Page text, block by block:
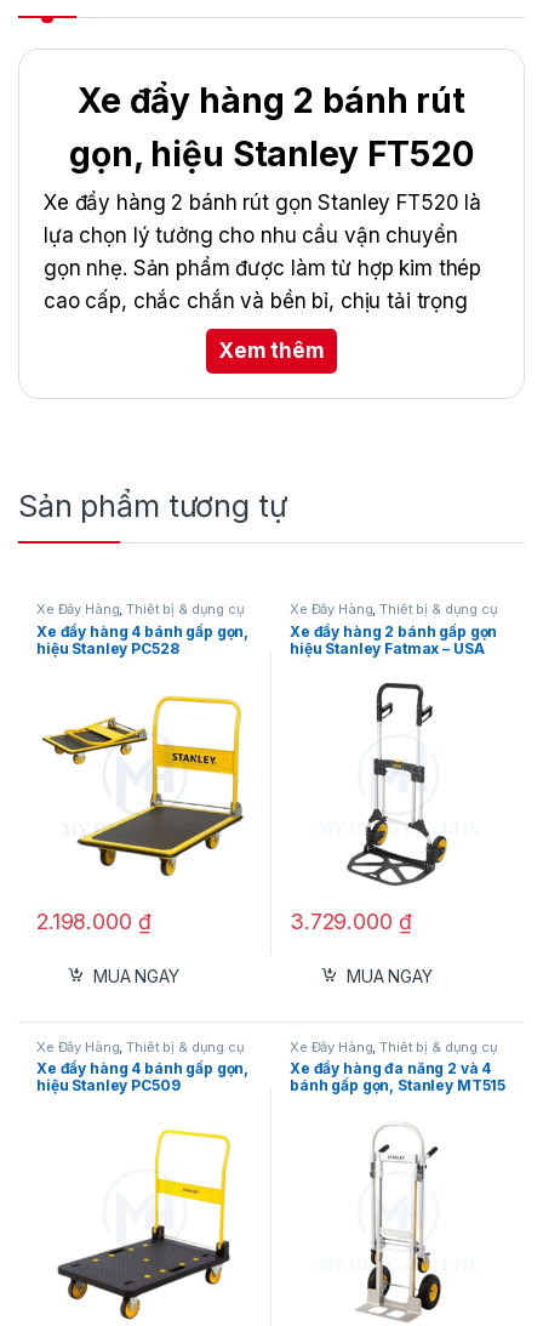
Xe đẩy hàng 2 bánh rút
gọn, hiệu Stanley FT520
Xe đẩy hàng 2 bánh rút gọn Stanley FT520 là
lựa chọn lý tưởng cho nhu cầu vận chuyển
gọn nhẹ. Sản phẩm được làm từ hợp kim thép
cao cấp, chắc chắn và bền bỉ, chịu tải trọng
lên đến 120kg nhưng chỉ nặng 10kg. Thiết kế
thông minh với tay cầm bọc nhựa chống trơn
trượt, có vòng bảo vệ, cùng bánh xe hơi chắc
810 x 520 mm, thuận tiện cất giữ và mang
theo.
FT520
Mục lục
Khung sườn và tải trọng
Đế để hàng
Khả năng gấp gọn
Thông số kỹ thuật Xe đẩy hàng 2 bánh
Xem thêm
Sản phẩm tương tự
Xe Đẩy Hàng ,Thiết bị & dụng cụ
Xe đẩy hàng 4 bánh gấp gọn,
hiệu Stanley PC528
2.198.000 ₫
MUA NGAY
Xe Đẩy Hàng ,Thiết bị & dụng cụ
Xe đẩy hàng 2 bánh gấp gọn
hiệu Stanley Fatmax – USA
3.729.000 ₫
MUA NGAY
Xe Đẩy Hàng ,Thiết bị & dụng cụ
đo
Xe đẩy hàng 4 bánh gấp gọn,
hiệu Stanley PC509
Xe Đẩy Hàng ,Thiết bị & dụng cụ
đo
Xe đẩy hàng đa năng 2 và 4
bánh gấp gọn, Stanley MT515